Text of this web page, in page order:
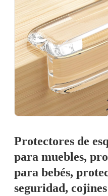
Protectores de
para muebles,
para bebés,
seguridad,